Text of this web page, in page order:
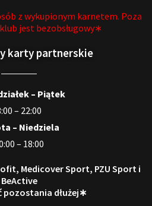
z wykupionym karnetem. Poza
jest bezobsługowy∗
karty partnerskie
– Piątek
– 22:00
– Niedziela
– 18:00
Medicover Sport, PZU Sport i
BeActive
pozostania dłużej∗